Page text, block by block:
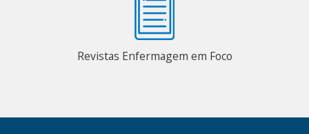
Revistas Enfermagem em Foco